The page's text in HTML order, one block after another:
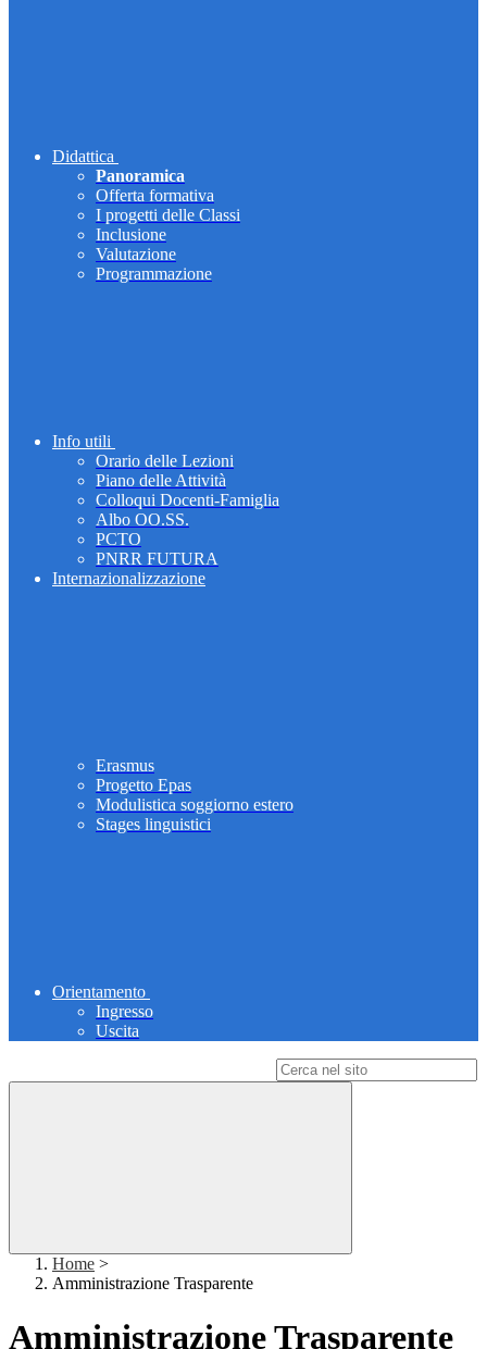
Didattica
Panoramica
Offerta formativa
I progetti delle Classi
Inclusione
Valutazione
Programmazione
Info utili
Orario delle Lezioni
Piano delle Attività
Colloqui Docenti-Famiglia
Albo OO.SS.
PCTO
PNRR FUTURA
Internazionalizzazione
Erasmus
Progetto Epas
Modulistica soggiorno estero
Stages linguistici
Orientamento
Ingresso
Uscita
Home >
Amministrazione Trasparente
Amministrazione Trasparente